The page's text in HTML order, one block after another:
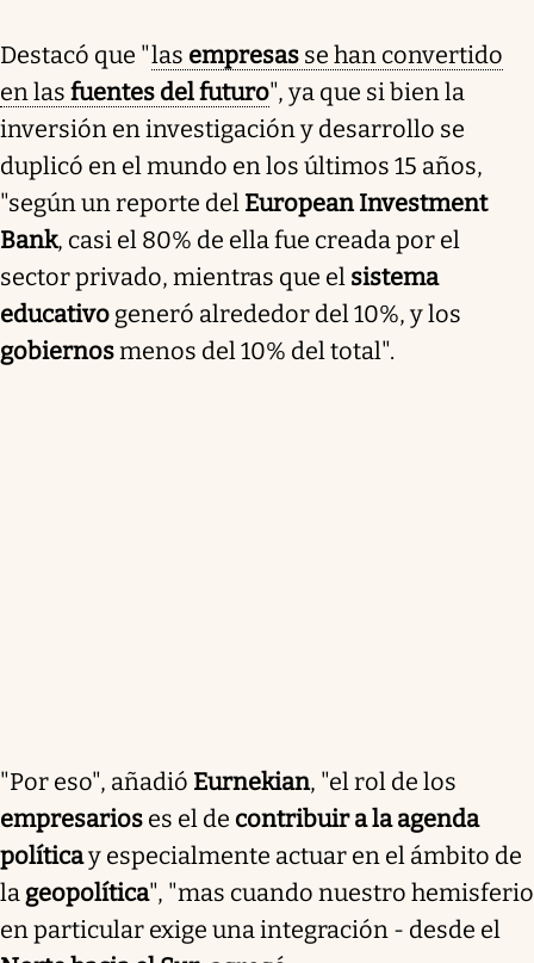
Destacó que "las empresas se han convertido
en las fuentes del futuro", ya que si bien la
inversión en investigación y desarrollo se
duplicó en el mundo en los últimos 15 años,
"según un reporte del European Investment
Bank, casi el 80% de ella fue creada por el
sector privado, mientras que el sistema
educativo generó alrededor del 10%, y los
gobiernosmenos del 10% del total".
"Por eso", añadió Eurnekian, "el rol de los
empresarios es el de contribuir a la agenda
políticay especialmente actuar en el ámbito de
la geopolítica", "mas cuando nuestro hemisferio
en particular exige una integración - desde el